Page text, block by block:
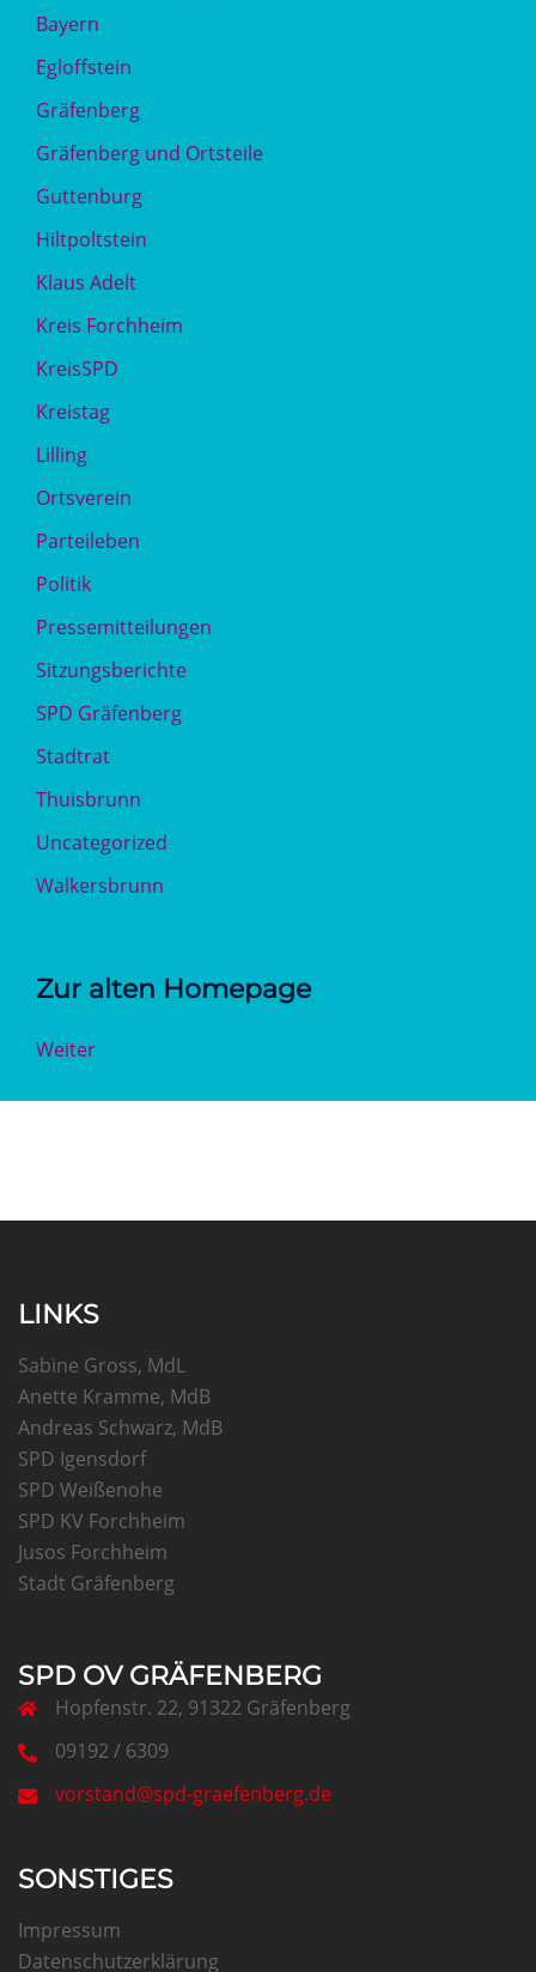
Bayern
Egloffstein
Gräfenberg
Gräfenberg und Ortsteile
Guttenburg
Hiltpoltstein
Klaus Adelt
Kreis Forchheim
KreisSPD
Kreistag
Lilling
Ortsverein
Parteileben
Politik
Pressemitteilungen
Sitzungsberichte
SPD Gräfenberg
Stadtrat
Thuisbrunn
Uncategorized
Walkersbrunn
Zur alten Homepage
Weiter
LINKS
Sabine Gross, MdL
Anette Kramme, MdB
Andreas Schwarz, MdB
SPD Igensdorf
SPD Weißenohe
SPD KV Forchheim
Jusos Forchheim
Stadt Gräfenberg
SPD OV GRÄFENBERG
Hopfenstr. 22, 91322 Gräfenberg
09192 / 6309
vorstand@spd-graefenberg.de
SONSTIGES
Impressum
Datenschutzerklärung